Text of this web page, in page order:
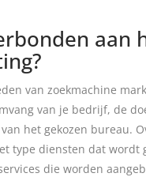
aan
van zoekmachine
van je bedrijf, de
het gekozen bureau.
type diensten dat wordt
die worden